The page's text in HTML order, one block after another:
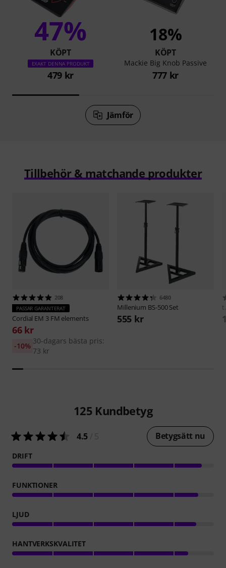
47%
KÖPT
EXAKT DENNA PRODUKT
479 kr
18%
KÖPT
Mackie Big Knob Passive
777 kr
Jämför
Tillbehör & matchande produkter
208
PASSAR GARANTERAT
Cordial EM 3 FM elements
66 kr
30-dagars bästa pris:
73 kr
-10%
6480
Millenium BS-500 Set
555 kr
125 Kundbetyg
4.5 Betygsätt nu
DRIFT
FUNKTIONER
LJUD
HANTVERKSKVALITET